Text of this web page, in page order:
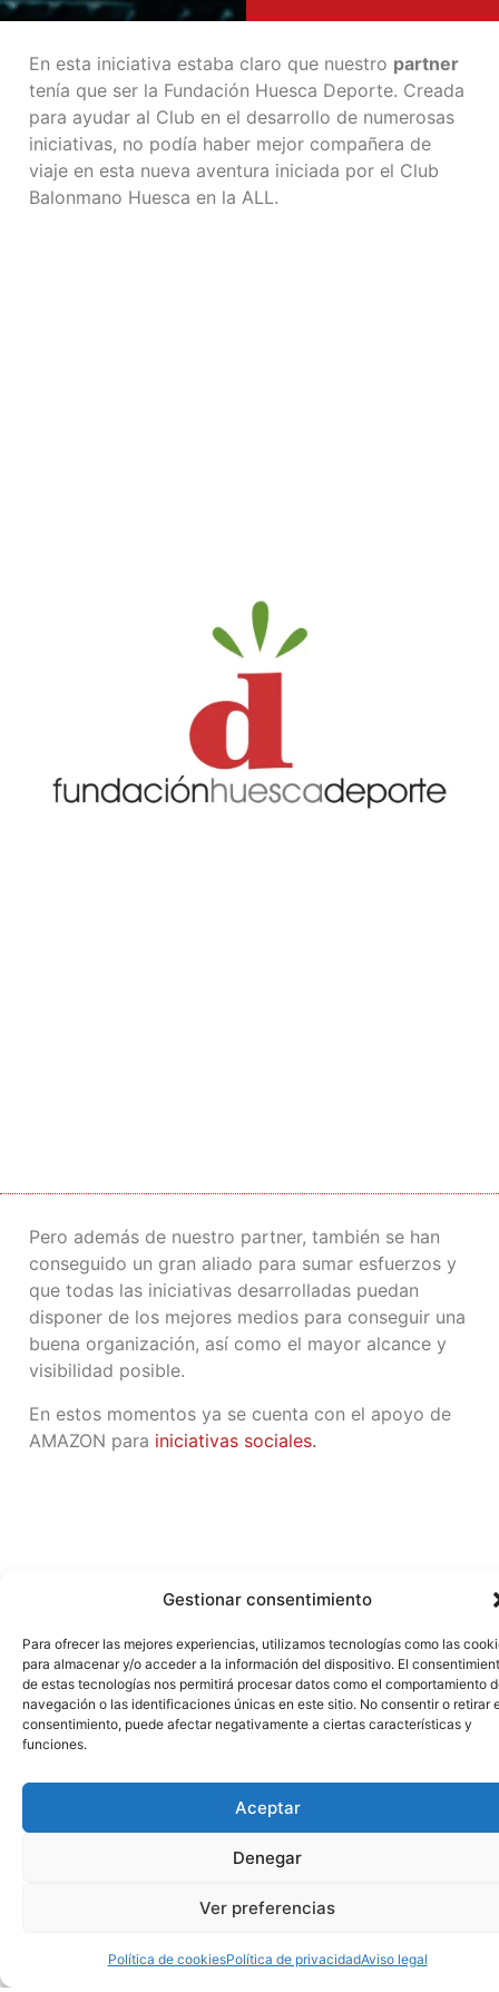
Gestionar consentimiento
Para ofrecer las mejores experiencias, utilizamos tecnologías como las
para almacenar y/o acceder a la información del dispositivo. El
de estas tecnologías nos permitirá procesar datos como el comportamiento
navegación o las identificaciones únicas en este sitio. No consentir o retirar
consentimiento, puede afectar negativamente a ciertas características y
funciones.
Aceptar
Denegar
Ver preferencias
Política de cookiesPolítica de privacidadAviso legal
En esta iniciativa estaba claro que nuestro partner
tenía que ser la Fundación Huesca Deporte. Creada
para ayudar al Club en el desarrollo de numerosas
iniciativas, no podía haber mejor compañera de
viaje en esta nueva aventura iniciada por el Club
Balonmano Huesca en la ALL.
Pero además de nuestro partner, también se han
conseguido un gran aliado para sumar esfuerzos y
que todas las iniciativas desarrolladas puedan
disponer de los mejores medios para conseguir una
buena organización, así como el mayor alcance y
visibilidad posible.
En estos momentos ya se cuenta con el apoyo de
AMAZON para iniciativas sociales.